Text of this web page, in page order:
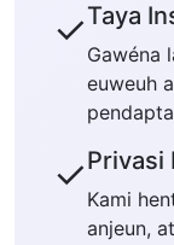
✓Taya
Gawéna
euweuh
✓Privasi
Kami
anjeun,